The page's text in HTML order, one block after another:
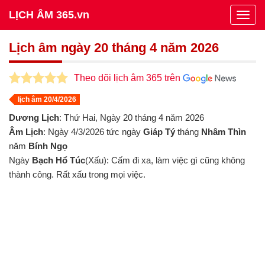
LỊCH ÂM 365.vn
Lịch âm ngày 20 tháng 4 năm 2026
Theo dõi lịch âm 365 trên
lịch âm 20/4/2026
Dương Lịch: Thứ Hai, Ngày 20 tháng 4 năm 2026
Âm Lịch: Ngày 4/3/2026 tức ngày Giáp Tý tháng Nhâm Thìn
năm Bính Ngọ
Ngày Bạch Hổ Túc(Xấu): Cấm đi xa, làm việc gì cũng không
thành công. Rất xấu trong mọi việc.